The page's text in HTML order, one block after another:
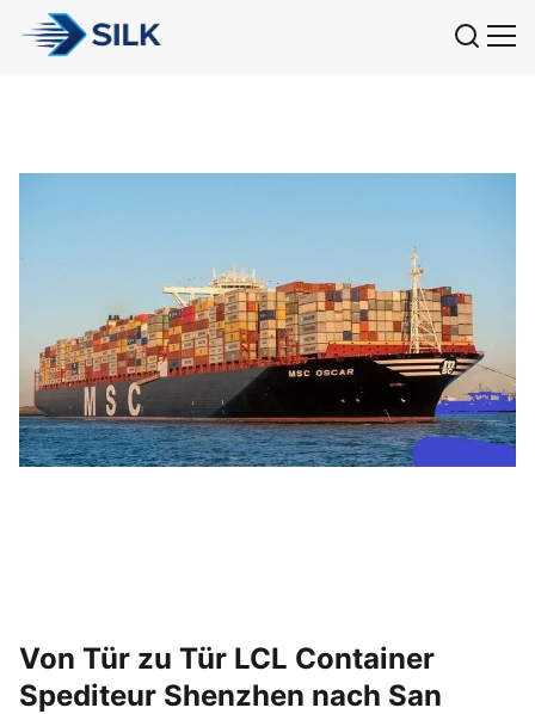
Von Tür zu Tür LCL Container
Spediteur Shenzhen nach San